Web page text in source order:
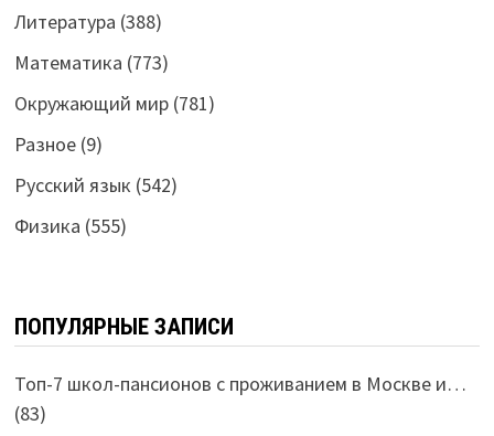
Литература (388)
Математика (773)
Окружающий мир(781)
Разное(9)
Русский язык (542)
Физика (555)
ПОПУЛЯРНЫЕ ЗАПИСИ
Топ-7 школ-пансионов с проживанием в Москве и…
(83)